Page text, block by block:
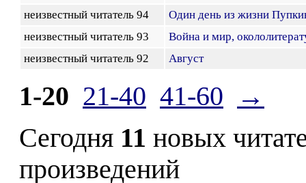
неизвестный читатель 94
Один день из жизни
неизвестный читатель 93
Война и мир,
неизвестный читатель 92
Август
1-20 21-40 41-60
→
Сегодня 11 новых
произведений